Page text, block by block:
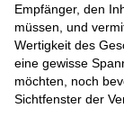
Empfänger, den
müssen, und
Wertigkeit des
eine gewisse
möchten, noch
Sichtfenster der